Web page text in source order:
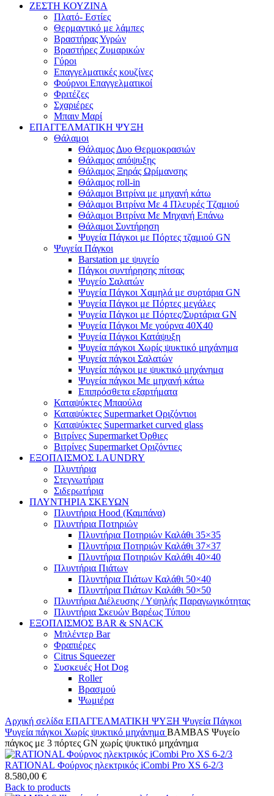
ΖΕΣΤΗ ΚΟΥΖΙΝΑ
Πλατό- Εστίες
Θερμαντικό με λάμπες
Βραστήρας Υγρών
Βραστήρες Ζυμαρικών
Γύροι
Επαγγελματικές κουζίνες
Φούρνοι Επαγγελματικοί
Φριτέζες
Σχαριέρες
Μπαιν Μαρί
ΕΠΑΓΓΕΛΜΑΤΙΚΗ ΨΥΞΗ
Θάλαμοι
Θάλαμος Δυο Θερμοκρασιών
Θάλαμος απόψυξης
Θάλαμος Ξηράς Ωρίμανσης
Θάλαμος roll-in
Θάλαμοι Βιτρίνα με μηχανή κάτω
Θάλαμοι Βιτρίνα Με 4 Πλευρές Τζαμιού
Θάλαμοι Βιτρίνα Με Μηχανή Επάνω
Θάλαμοι Συντήρηση
Ψυγεία Πάγκοι με Πόρτες τζαμιού GN
Ψυγεία Πάγκοι
Barstation με ψυγείο
Πάγκοι συντήρησης πίτσας
Ψυγείο Σαλατών
Ψυγεία Πάγκοι Χαμηλά με συρτάρια GN
Ψυγεία Πάγκοι με Πόρτες μεγάλες
Ψυγεία Πάγκοι με Πόρτες/Συρτάρια GN
Ψυγεία Πάγκοι Με γούρνα 40Χ40
Ψυγεία Πάγκοι Κατάψυξη
Ψυγεία πάγκοι Χωρίς ψυκτικό μηχάνημα
Ψυγεία πάγκοι Σαλατών
Ψυγεία πάγκοι με ψυκτικό μηχάνημα
Ψυγεία πάγκοι Με μηχανή κάτω
Επιπρόσθετα εξαρτήματα
Καταψύκτες Μπαούλα
Καταψύκτες Supermarket Οριζόντιοι
Καταψύκτες Supermarket curved glass
Βιτρίνες Supermarket Όρθιες
Βιτρίνες Supermarket Οριζόντιες
ΕΞΟΠΛΙΣΜΟΣ LAUNDRY
Πλυντήρια
Στεγνωτήρια
Σιδερωτήρια
ΠΛΥΝΤΗΡΙΑ ΣΚΕΥΩΝ
Πλυντήρια Hood (Καμπάνα)
Πλυντήρια Ποτηριών
Πλυντήρια Ποτηριών Καλάθι 35×35
Πλυντήρια Ποτηριών Καλάθι 37×37
Πλυντήρια Ποτηριών Καλάθι 40×40
Πλυντήρια Πιάτων
Πλυντήρια Πιάτων Καλάθι 50×40
Πλυντήρια Πιάτων Καλάθι 50×50
Πλυντήρια Διέλευσης / Υψηλής Παραγωγικότητας
Πλυντήρια Σκευών Βαρέως Τύπου
ΕΞΟΠΛΙΣΜΟΣ BAR & SNACK
Μπλέντερ Bar
Φραπιέρες
Citrus Squeezer
Συσκευές Hot Dog
Roller
Βρασμού
Ψωμιέρα
Αρχική σελίδα ΕΠΑΓΓΕΛΜΑΤΙΚΗ ΨΥΞΗ Ψυγεία Πάγκοι
Ψυγεία πάγκοι Χωρίς ψυκτικό μηχάνημα BAMBAS Ψυγείο
πάγκος με 3 πόρτες GN χωρίς ψυκτικό μηχάνημα
RATIONAL Φούρνος ηλεκτρικός iCombi Pro XS 6-2/3
8.580,00 €
Back to products